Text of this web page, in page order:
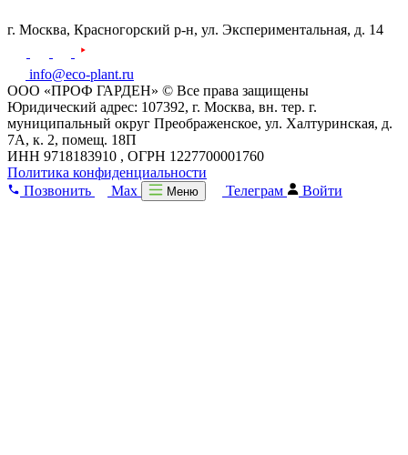
г. Москва, Красногорский р-н, ул. Экспериментальная, д. 14
info@eco-plant.ru
ООО «ПРОФ ГАРДЕН» © Все права защищены
Юридический адрес: 107392, г. Москва, вн. тер. г.
муниципальный округ Преображенское, ул. Халтуринская, д.
7А, к. 2, помещ. 18П
ИНН 9718183910 , ОГРН 1227700001760
Политика конфиденциальности
Позвонить
Max Меню Телеграм Войти